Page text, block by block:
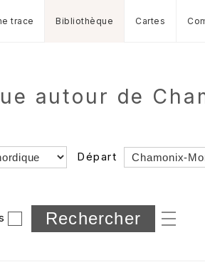
trace Bibliothèque Cartes
autour de
Départ
et sous-dossiers